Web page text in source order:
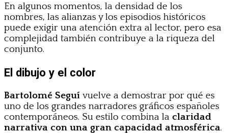
En algunos momentos, la densidad de los
nombres, las alianzas y los episodios históricos
puede exigir una atención extra al lector, pero esa
complejidad también contribuye a la riqueza del
conjunto.
El dibujo y el color
Bartolomé Seguí vuelve a demostrar por qué es
uno de los grandes narradores gráficos españoles
contemporáneos. Su estilo combina la claridad
narrativa con una gran capacidad atmosférica.